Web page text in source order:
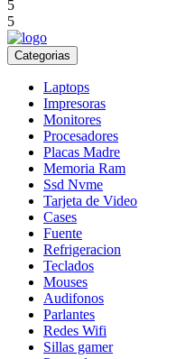
5
5
Categorias
Laptops
Impresoras
Monitores
Procesadores
Placas Madre
Memoria Ram
Ssd Nvme
Tarjeta de Video
Cases
Fuente
Refrigeracion
Teclados
Mouses
Audifonos
Parlantes
Redes Wifi
Sillas gamer